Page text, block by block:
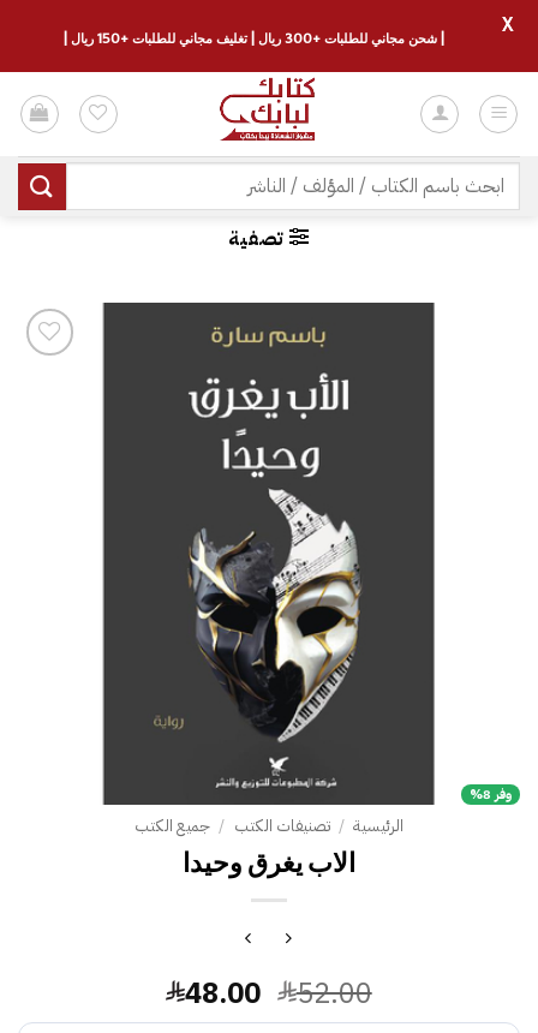
للمحتوى
البحث
عن:
تصفية
وفر 8%
الرئيسية / تصنيفات الكتب / جميع الكتب
الاب يغرق وحيدا
52.00 السعر
الأصلي
48.00 السعر
الحالي
| شحن مجاني للطلبات +300 ريال | تغليف مجاني للطلبات +150 ريال |
X